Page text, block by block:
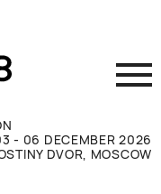
- 06 DECEMBER 2026
DVOR, MOSCOW